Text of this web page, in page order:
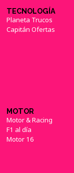
TECNOLOGÍA
Planeta Trucos
Capitán Ofertas
MOTOR
Motor & Racing
F1 al día
Motor 16